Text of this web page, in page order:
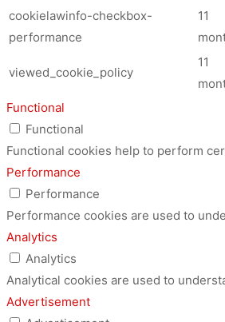
cookielawinfo-checkbox-
performance
11
viewed_cookie_policy
11
Functional
Functional
Functional cookies help to perform
Performance
Performance
Performance cookies are used to
Analytics
Analytics
Analytical cookies are used to
Advertisement